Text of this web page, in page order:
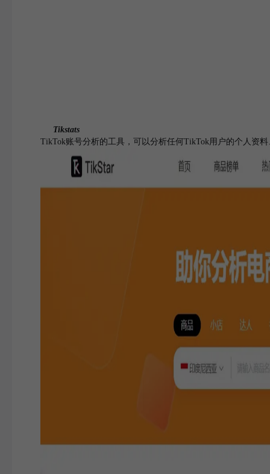
Tikstats
TikTok账号分析的工具，可以分析任何TikTok用户的个人资